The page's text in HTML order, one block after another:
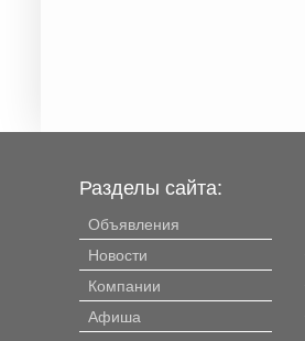
Разделы сайта:
Объявления
Новости
Компании
Афиша